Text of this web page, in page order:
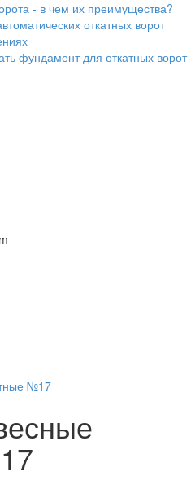
- в чем их преимущества?
откатных ворот
фундамент для откатных ворот
№17